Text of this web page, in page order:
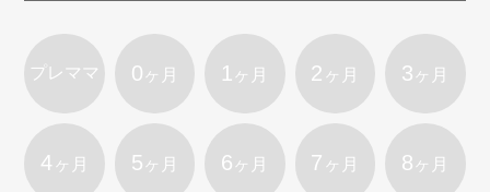
プレママ 0 ヶ月 1 ヶ月 2 ヶ月 3 ヶ月
4 ヶ月 5 ヶ月 6 ヶ月 7 ヶ月 8 ヶ月